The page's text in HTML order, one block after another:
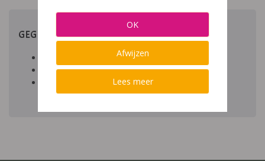
GEGEVENS
Datum toegevoegd:
bestand
OK
Afwijzen
Lees meer